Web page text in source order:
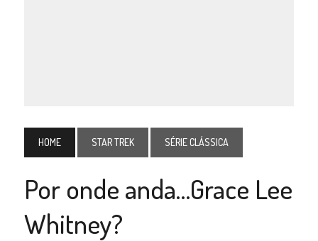
HOME STAR TREK SÉRIE CLÁSSICA
Por onde anda…Grace Lee
Whitney?